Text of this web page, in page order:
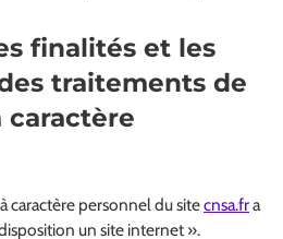
finalités et les
traitements de
caractère
caractère personnel du sitecnsa.fra
un site internet ».